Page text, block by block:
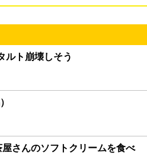
ルト崩壊しそう
屋さんのソフトクリームを食べ